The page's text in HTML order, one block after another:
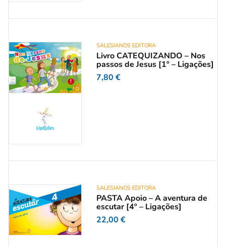
SALESIANOS EDITORA
Livro CATEQUIZANDO – Nos
passos de Jesus [1º – Ligações]
7,80 €
SALESIANOS EDITORA
PASTA Apoio – A aventura de
escutar [4º – Ligações]
22,00 €